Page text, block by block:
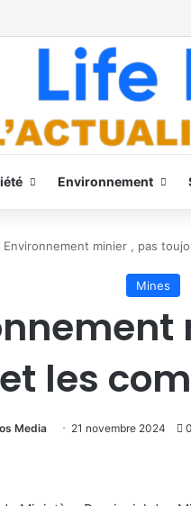
Environnement
Environnement minier , pas
Mines
les
Media 21 novembre 2024 0